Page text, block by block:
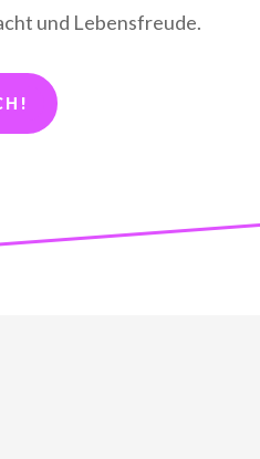
und Lebensfreude.